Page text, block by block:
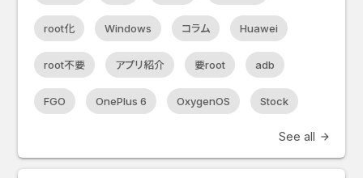
root化 Windows コラム Huawei
root不要 アプリ紹介 要root adb
FGO OnePlus 6 OxygenOS Stock
See all arrow_forward